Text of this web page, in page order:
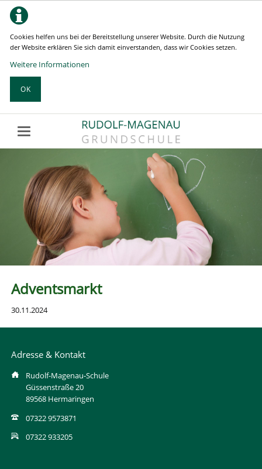
Cookies helfen uns bei der Bereitstellung unserer Website. Durch die Nutzung
der Website erklären Sie sich damit einverstanden, dass wir Cookies setzen.
Weitere Informationen
OK
Adventsmarkt
30.11.2024
Adresse & Kontakt
Rudolf-Magenau-Schule
Güssenstraße 20
89568 Hermaringen
07322 9573871
07322 933205